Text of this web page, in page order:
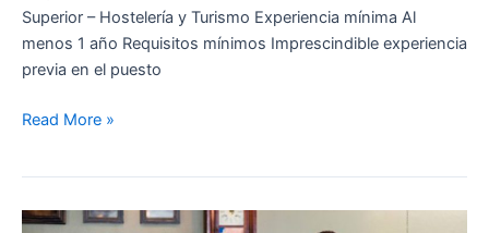
Superior – Hostelería y Turismo Experiencia mínima Al
menos 1 año Requisitos mínimos Imprescindible experiencia
previa en el puesto
Read More »
Ayudante